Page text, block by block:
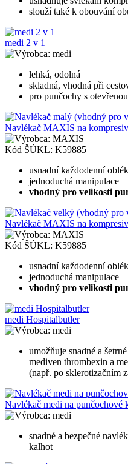
slouží také k obouvání
medi 2 v 1
medi
lehká, odolná
skladná, vhodná při
pro punčochy s
Navlékač MAXIS na
MAXIS
Kód ŠÚKL: K59885
usnadní každodenní
jednoduchá manipulace
vhodný pro velikosti
Navlékač MAXIS na
MAXIS
Kód ŠÚKL: K59885
usnadní každodenní
jednoduchá manipulace
vhodný pro velikosti
medi Hospitalbutler
medi
umožňuje snadné a
mediven thrombexin a
(např. po sklerotizačním
Navlékač medi na punčochové
medi
snadné a bezpečné
kalhot